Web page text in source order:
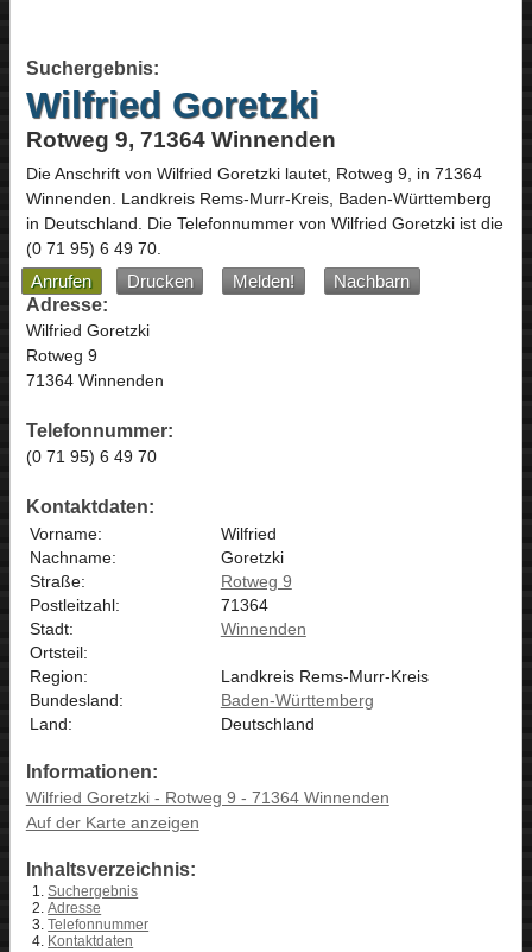
Suchergebnis:
Wilfried Goretzki
Rotweg 9, 71364 Winnenden
Die Anschrift von Wilfried Goretzkilautet, Rotweg 9, in 71364
Winnenden. Landkreis Rems-Murr-Kreis, Baden-Württemberg
in Deutschland. Die Telefonnummer von Wilfried Goretzki ist die
(0 71 95) 6 49 70.
Anrufen Drucken Melden!
Nachbarn
Adresse:
Wilfried Goretzki
Rotweg 9
71364 Winnenden
Telefonnummer:
(0 71 95) 6 49 70
Kontaktdaten:
Vorname:
Wilfried
Nachname:
Goretzki
Straße:
Rotweg 9
Postleitzahl:
71364
Stadt:
Winnenden
Ortsteil:
Region:
Landkreis Rems-Murr-Kreis
Bundesland:
Baden-Württemberg
Land:
Deutschland
Informationen:
Wilfried Goretzki - Rotweg 9 - 71364 Winnenden
Auf der Karte anzeigen
Inhaltsverzeichnis:
Suchergebnis
Adresse
Telefonnummer
Kontaktdaten